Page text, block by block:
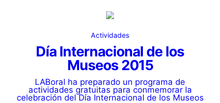
Actividades
Día Internacional de los
Museos 2015
LABoral ha preparado un programa de
actividades gratuitas para conmemorar la
celebración del Día Internacional de los Museos